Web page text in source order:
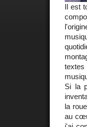
Il est
textes
Si la
la
au